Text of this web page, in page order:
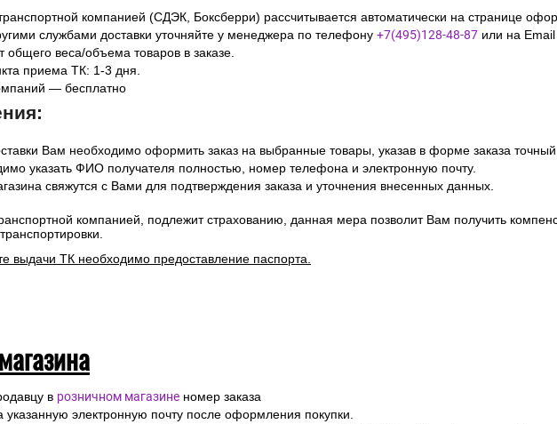
компанией (СДЭК, Боксберри) рассчитывается автоматически на странице
службами доставки уточняйте у менеджера по телефону +7(495)128-48-87 или на Email
общего веса/объема товаров в заказе.
приема ТК: 1-3 дня.
— бесплатно
Вам необходимо оформить заказ на выбранные товары, указав в форме заказа точный
указать ФИО получателя полностью, номер телефона и электронную почту.
свяжутся с Вами для подтверждения заказа и уточнения внесенных данных.
компанией, подлежит страхованию, данная мера позволит Вам получить
выдачи ТК необходимо предоставление паспорта.
в розничном магазине номер заказа
указанную электронную почту после оформления покупки.